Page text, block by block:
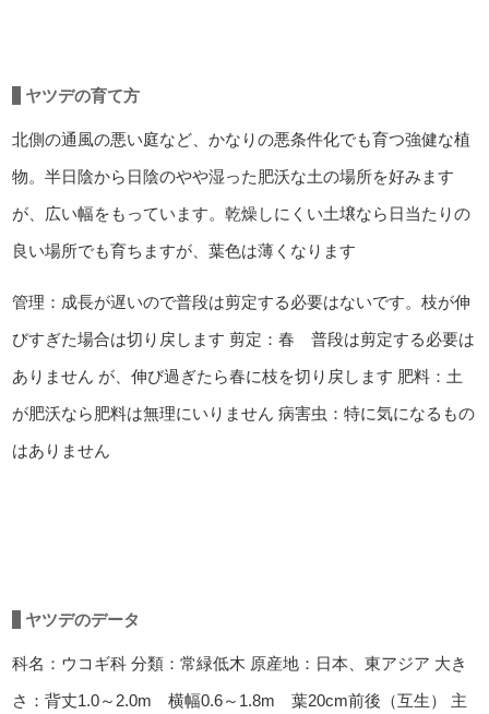
ヤツデの育て方
北側の通風の悪い庭など、かなりの悪条件化でも育つ強健な植
物。半日陰から日陰のやや湿った肥沃な土の場所を好みます
が、広い幅をもっています。乾燥しにくい土壌なら日当たりの
良い場所でも育ちますが、葉色は薄くなります
管理：成長が遅いので普段は剪定する必要はないです。枝が伸
びすぎた場合は切り戻します 剪定：春 普段は剪定する必要は
ありません が、伸び過ぎたら春に枝を切り戻します 肥料：土
が肥沃なら肥料は無理にいりません 病害虫：特に気になるもの
はありません
ヤツデのデータ
科名：ウコギ科 分類：常緑低木 原産地：日本、東アジア 大き
さ：背丈1.0～2.0m 横幅0.6～1.8m 葉20cm前後（互生）
主